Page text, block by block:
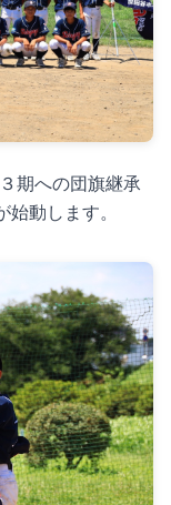
期への団旗継承
動します。